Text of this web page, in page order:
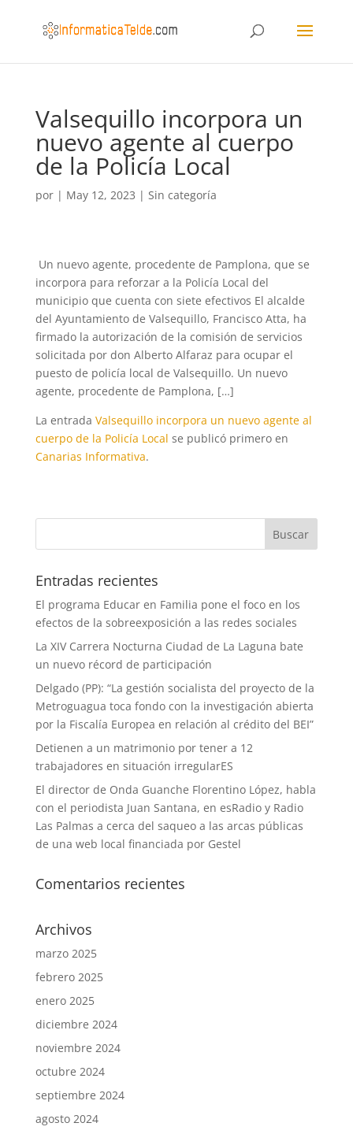
Valsequillo incorpora un
nuevo agente al cuerpo
de la Policía Local
por | May 12, 2023 | Sin categoría
Un nuevo agente, procedente de Pamplona, que se
incorpora para reforzar a la Policía Local del
municipio que cuenta con siete efectivos El alcalde
del Ayuntamiento de Valsequillo, Francisco Atta, ha
firmado la autorización de la comisión de servicios
solicitada por don Alberto Alfaraz para ocupar el
puesto de policía local de Valsequillo. Un nuevo
agente, procedente de Pamplona, […]
La entrada Valsequillo incorpora un nuevo agente al
cuerpo de la Policía Local se publicó primero en
Canarias Informativa.
Entradas recientes
El programa Educar en Familia pone el foco en los
efectos de la sobreexposición a las redes sociales
La XIV Carrera Nocturna Ciudad de La Laguna bate
un nuevo récord de participación
Delgado (PP): “La gestión socialista del proyecto de la
Metroguagua toca fondo con la investigación abierta
por la Fiscalía Europea en relación al crédito del BEI”
Detienen a un matrimonio por tener a 12
trabajadores en situación irregularES
El director de Onda Guanche Florentino López, habla
con el periodista Juan Santana, en esRadio y Radio
Las Palmas a cerca del saqueo a las arcas públicas
de una web local financiada por Gestel
Comentarios recientes
Archivos
marzo 2025
febrero 2025
enero 2025
diciembre 2024
noviembre 2024
octubre 2024
septiembre 2024
agosto 2024